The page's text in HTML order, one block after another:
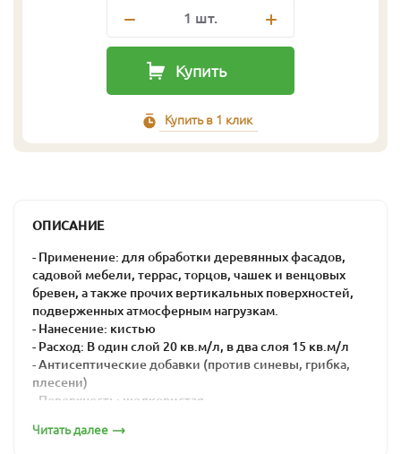
1 шт.
Купить
Купить в 1 клик
ОПИСАНИЕ
- Применение: для обработки деревянных фасадов,
садовой мебели, террас, торцов, чашек и венцовых
бревен, а также прочих вертикальных поверхностей,
подверженных атмосферным нагрузкам.
- Нанесение: кистью
- Расход: В один слой 20 кв.м/л, в два слоя 15 кв.м/л
- Антисептические добавки (против синевы, грибка,
плесени)
- Поверхность: шелковистая
Читать далее